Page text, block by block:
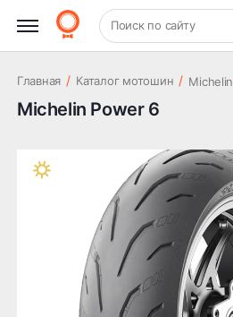
+7 (831) 261-35-35 Шиномонтаж
Поиск по сайту
Главная / Каталог мотошин / Michelin
Michelin Power 6